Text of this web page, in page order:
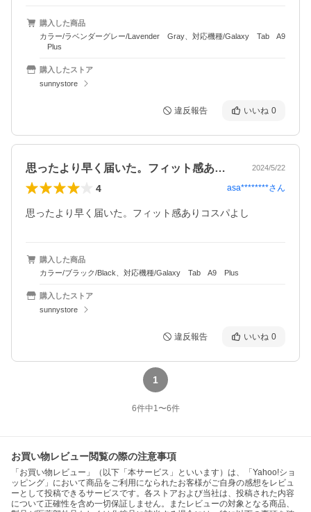
購入した商品
カラー/ラベンダーグレー/Lavender Gray、対応機種/Galaxy Tab A9
Plus
購入したストア
sunnystore
違反報告 いいね 0
思ったより早く届いた。フィット感ありコ… 2024/5/22
4 asa********さん
思ったより早く届いた。フィット感ありコスパよし
購入した商品
カラー/ブラック/Black、対応機種/Galaxy Tab A9 Plus
購入したストア
sunnystore
違反報告 いいね 0
1
6件中1〜6件
お買い物レビュー閲覧の際の注意事項
「お買い物レビュー」（以下「本サービス」といいます）は、「Yahoo!ショ
ッピング」において商品をご利用になられたお客様がご自身の感想をレビュ
ーとして投稿できるサービスです。各ストアおよび当社は、投稿された内容
について正確性を含め一切保証しません。またレビューの対象となる商品、